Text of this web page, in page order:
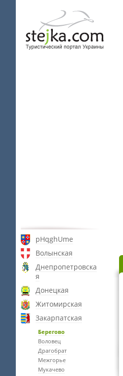
pHqghUme
Волынская
Днепропетровска
я
Донецкая
Житомирская
Закарпатская
Берегово
Воловец
Драгобрат
Межгорье
Мукачево